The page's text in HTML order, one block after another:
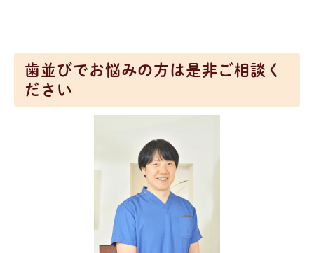
歯並びでお悩みの方は是非ご相談く
ださい